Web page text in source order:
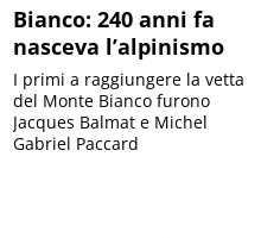
Bianco: 240 anni fa
nasceva l’alpinismo
I primi a raggiungere la vetta
del Monte Bianco furono
Jacques Balmat e Michel
Gabriel Paccard